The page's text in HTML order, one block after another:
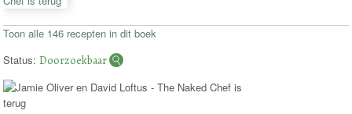
Toon alle 146 recepten in dit boek
Status:Doorzoekbaar